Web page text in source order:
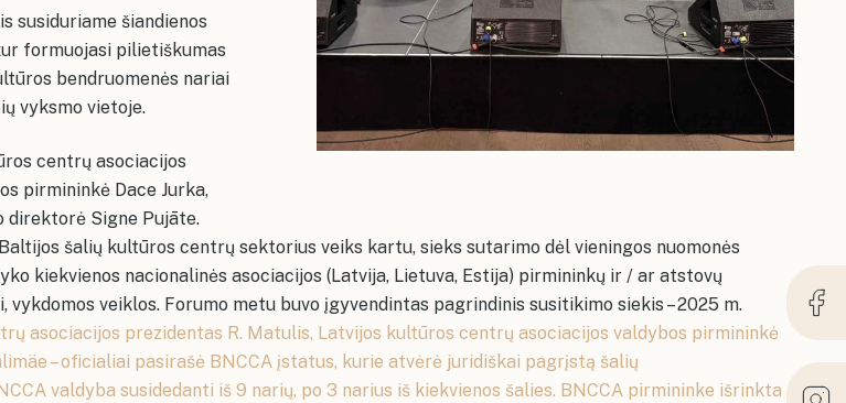
susiduriame šiandienos
formuojasi pilietiškumas
bendruomenės nariai
vyksmo vietoje.
centrų asociacijos
pirmininkė Dace Jurka,
direktorė Signe Pujāte.
šalių kultūros centrų sektorius veiks kartu, sieks sutarimo dėl vieningos nuomonės
kiekvienos nacionalinės asociacijos (Latvija, Lietuva, Estija) pirmininkų ir / ar atstovų
veiklos. Forumo metu buvo įgyvendintas pagrindinis susitikimo siekis – 2025 m.
asociacijos prezidentas R. Matulis, Latvijos kultūros centrų asociacijos valdybos pirmininkė
– oficialiai pasirašė BNCCA įstatus, kurie atvėrė juridiškai pagrįstą šalių
valdyba susidedanti iš 9 narių, po 3 narius iš kiekvienos šalies. BNCCA pirmininke išrinkta